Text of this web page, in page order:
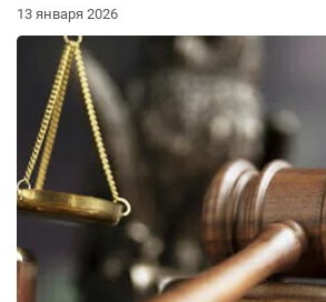
13 января 2026